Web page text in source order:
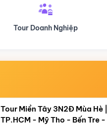
Du lịch Hành Hương
Còn00 ngày 22:47:50
Tour Miền Tây 3N2Đ Mùa Hè |
TP.HCM - Mỹ Tho - Bến Tre -